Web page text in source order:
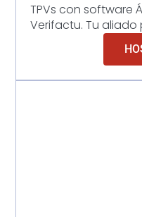
TPVs con software
Verifactu. Tu aliado